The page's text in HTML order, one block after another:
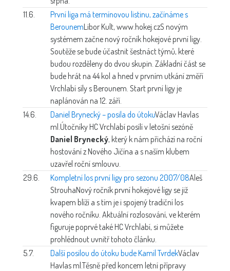
11.6.
První liga má termínovou listinu, začínáme s
BerounemLibor Kult, www.hokej.czS novým
systémem začne nový ročník hokejové první ligy.
Soutěže se bude účastnit šestnáct týmů, které
budou rozděleny do dvou skupin. Základní část se
bude hrát na 44 kol a hned v prvním utkání změří
Vrchlabí síly s Berounem. Start první ligy je
naplánován na 12. září.
14.6.
Daniel Brynecký – posila do útokuVáclav Havlas
ml. Útočníky HC Vrchlabí posílí v letošní sezóně
Daniel Brynecký, který k nám přichází na roční
hostování z Nového Jičína a s naším klubem
uzavřel roční smlouvu.
29.6.
Kompletní los první ligy pro sezonu 2007/08Aleš
StrouhaNový ročník první hokejové ligy se již
kvapem blíží a s tím je i spojený tradiční los
nového ročníku. Aktuální rozlosování, ve kterém
figuruje poprvé také HC Vrchlabí, si můžete
prohlédnout uvnitř tohoto článku.
5.7.
Další posilou do útoku bude Kamil TvrdekVáclav
Havlas ml.Těsně před koncem letní přípravy